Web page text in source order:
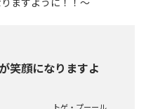
笑顔になりますよ